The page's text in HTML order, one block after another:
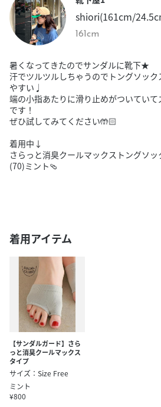
shiori(161cm/
161cm
暑くなってきたのでサンダルに靴下★
汗でツルツルしちゃうのでトングソッ
やすい♩
端の小指あたりに滑り止めがついてい
です！
ぜひ試してみてください🤲🏻
着用中↓
さらっと消臭クールマックストングソッ
(70)ミント🩴
着用アイテム
【サンダルガード】さら
っと消臭クールマックス
タイプ
サイズ：Size Free
ミント
¥800